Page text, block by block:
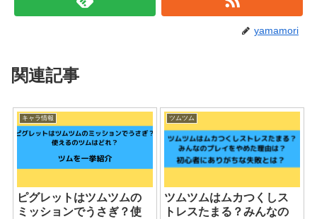
yamamori
関連記事
キャラ情報
ピグレットはツムツムの
ミッションでうさぎ？使
ツムツム
ツムツムはムカつくしス
トレスたまる？みんなの